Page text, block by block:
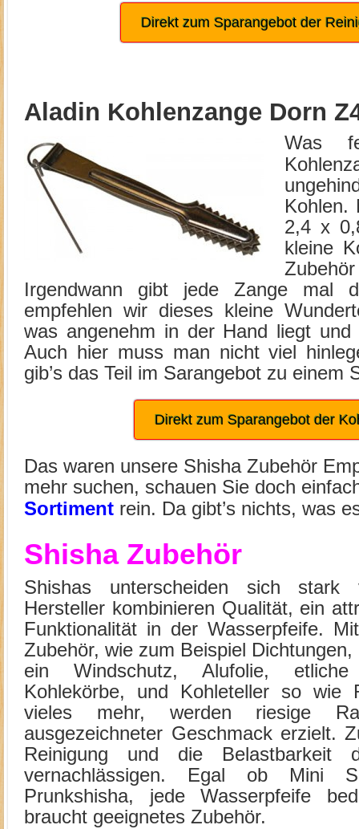
Direkt zum Sparangebot der
Aladin Kohlenzange Dorn
Was
Kohlen.
2,4 x
kleine
Irgendwann gibt jede Zange mal
empfehlen wir dieses kleine
was angenehm in der Hand liegt
Auch hier muss man nicht viel
gib’s das Teil im Sarangebot zu einem
Direkt zum Sparangebot der
Das waren unsere Shisha Zubehör
mehr suchen, schauen Sie doch
Sortiment rein. Da gibt’s nichts, was
Shisha Zubehör
Shishas unterscheiden sich stark
Hersteller kombinieren Qualität, ein
Funktionalität in der Wasserpfeife.
Zubehör, wie zum Beispiel
ein Windschutz, Alufolie,
Kohlekörbe, und Kohleteller so wie
vieles mehr, werden riesige
ausgezeichneter Geschmack erzielt.
Reinigung und die
vernachlässigen. Egal ob Mini
Prunkshisha, jede Wasserpfeife
braucht geeignetes Zubehör.